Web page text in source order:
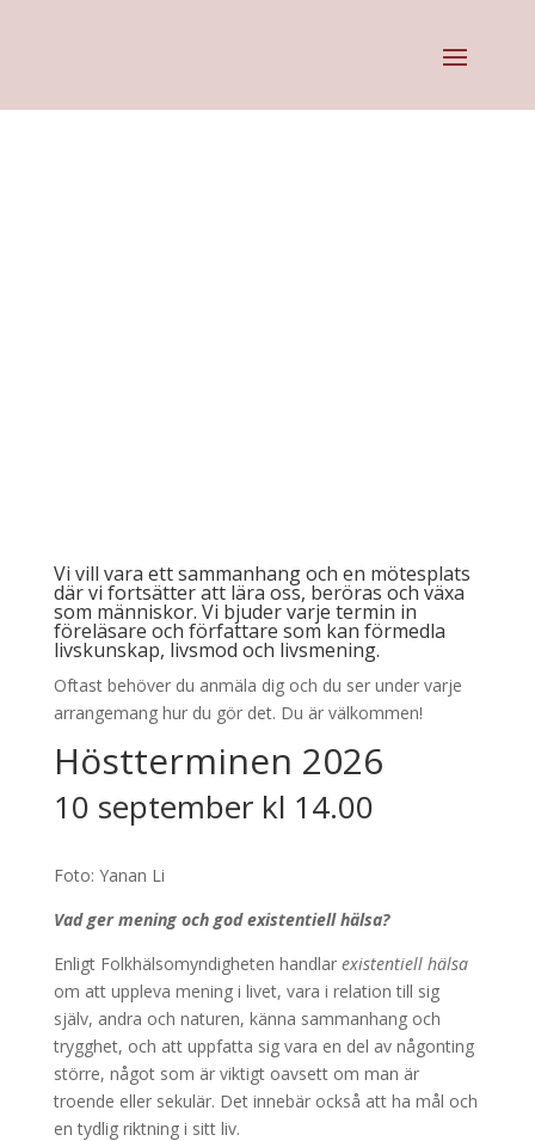
Vi vill vara ett sammanhang och en mötesplats
där vi fortsätter att lära oss, beröras och växa
som människor. Vi bjuder varje termin in
föreläsare och författare som kan förmedla
livskunskap, livsmod och livsmening.
Oftast behöver du anmäla dig och du ser under varje
arrangemang hur du gör det. Du är välkommen!
Höstterminen 2026
10 september kl 14.00
Foto: Yanan Li
Vad ger mening och god existentiell hälsa?
Enligt Folkhälsomyndigheten handlar existentiell hälsa
om att uppleva mening i livet, vara i relation till sig
själv, andra och naturen, känna sammanhang och
trygghet, och att uppfatta sig vara en del av någonting
större, något som är viktigt oavsett om man är
troende eller sekulär. Det innebär också att ha mål och
en tydlig riktning i sitt liv.